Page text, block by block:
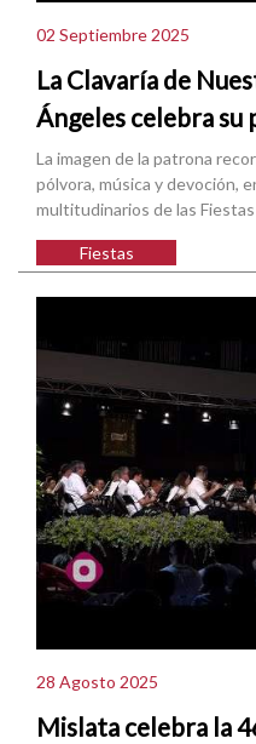
02 Septiembre 2025
La Clavaría de
Ángeles celebra su
La imagen de la patrona
pólvora, música y devoción,
multitudinarios de las
Fiestas
28 Agosto 2025
Mislata celebra la